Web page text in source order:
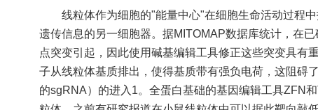
线粒体作为细胞的"能量中心"在细胞生命活动过程中
遗传信息的另一细胞器。据MITOMAP数据库统计，在
点突变引起，因此使用碱基编辑工具修正这些突变具有
子从线粒体基质排出，使得基质带有强负电荷，这阻碍
的sgRNA）的进入1。全蛋白基础的基因编辑工具ZFN